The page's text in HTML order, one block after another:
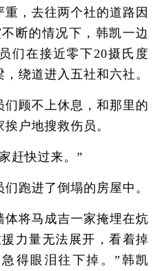
，去往两个社的道路因
断的情况下，韩凯一边
们在接近零下20摄氏度
绕道进入五社和六社。
顾不上休息，和那里的
户地搜救伤员。
赶快过来。”
跑进了倒塌的房屋中。
将马成吉一家掩埋在炕
力量无法展开，看着掉
得眼泪往下掉。”韩凯